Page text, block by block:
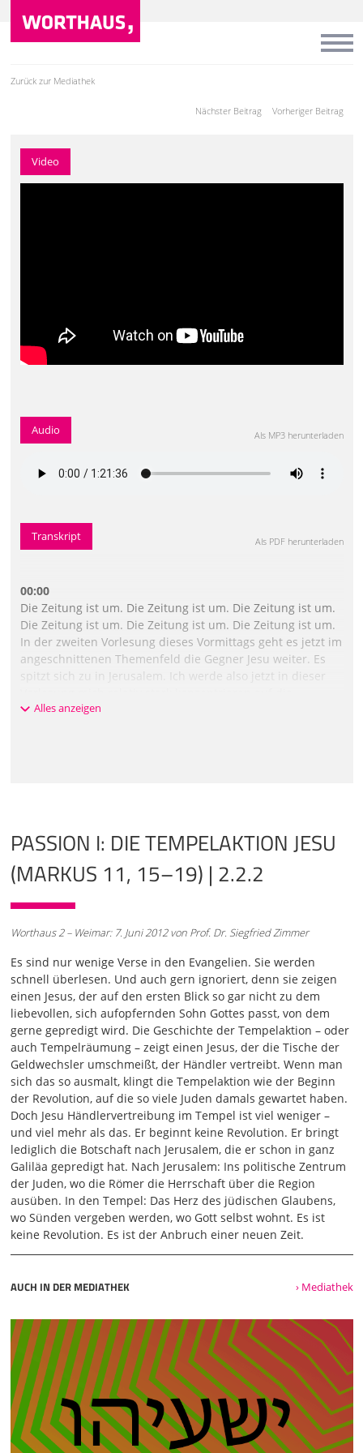
Zurück zur Mediathek
Vorheriger Beitrag
Nächster Beitrag
Video
Audio Als MP3 herunterladen
Transkript Als PDF herunterladen
00:00
Die Zeitung ist um. Die Zeitung ist um. Die Zeitung ist um.
Die Zeitung ist um. Die Zeitung ist um. Die Zeitung ist um.
In der zweiten Vorlesung dieses Vormittags geht es jetzt im
angeschnittenen Themenfeld die Gegner Jesu weiter. Es
spitzt sich zu in Jerusalem. Ich werde also jetzt in dieser
Tempelaktion Jesu. So nennt man sie heute oft. Und ich
nämlich dass wir isoliert in die Schlusskapitel der
Glaubensbekenntnis. Da wird dieser Fehler nämlich auch
Heiligen Geist, geboren von der Jungfrau Maria und der
nächste Satz, gelitten unter Pontius Pilatus. Man fragt sich,
ist der gleich nach seiner Geburt gestorben? Also hat der
nicht auch gelebt? Und ist sein Leben keine Erwähnung
wert? Also im apostolischen Glaubensbekenntnis, dem
berühmtesten und wichtigsten Glaubensbekenntnis, das
ich auch hoch schätze, aber es stecken ein paar dicke
Fehler drin. Trotzdem ist es ein sehr wichtiges und gutes
Glaubensbekenntnis. Es stecken auch viele gute Sachen
drin. Das apostolische Glaubensbekenntnis springt von der
Geburt in den Tod. Das heißt, das öffentliche Wirken Jesu
wird überhaupt nicht erwähnt. Man kann sich fragen,
warum machen das die Verfasser
02:04
des apostolischen Glaubensbekenntnisses so? Das ist kein
Zufall. Man kann mit guten Gründen vermuten, also ich
weiß es nicht hundertprozentig, aber es spricht sehr viel
dafür und eigentlich nichts dagegen, dass dahinter
folgende Überzeugung steckt. Eigentlich entscheidend,
erlösend, rettend, heilsentscheidend ist eigentlich nur der
ja, das ist schon auch wichtig, Gleichnisse, Bergpredigt,
Sehr wahrscheinlich steckt diese Überzeugung dahinter,
dass man so formuliert, dass man von der Geburt in den
Tod springt. Das möchte ich jetzt hier auf jeden Fall
vermeiden. Und deswegen muss ich jetzt doch aus
sachlichen Gründen
03:01
zurückblenden in das öffentliche Wirken Jesu, dem wir uns
Alles anzeigen
PASSION I: DIE TEMPELAKTION JESU
(MARKUS 11, 15–19) | 2.2.2
Worthaus 2 – Weimar: 7. Juni 2012 von Prof. Dr. Siegfried Zimmer
Es sind nur wenige Verse in den Evangelien. Sie werden
schnell überlesen. Und auch gern ignoriert, denn sie zeigen
einen Jesus, der auf den ersten Blick so gar nicht zu dem
liebevollen, sich aufopfernden Sohn Gottes passt, von dem
gerne gepredigt wird. Die Geschichte der Tempelaktion – oder
auch Tempelräumung – zeigt einen Jesus, der die Tische der
Geldwechsler umschmeißt, der Händler vertreibt. Wenn man
sich das so ausmalt, klingt die Tempelaktion wie der Beginn
der Revolution, auf die so viele Juden damals gewartet haben.
Doch Jesu Händlervertreibung im Tempel ist viel weniger –
und viel mehr als das. Er beginnt keine Revolution. Er bringt
lediglich die Botschaft nach Jerusalem, die er schon in ganz
Galiläa gepredigt hat. Nach Jerusalem: Ins politische Zentrum
der Juden, wo die Römer die Herrschaft über die Region
ausüben. In den Tempel: Das Herz des jüdischen Glaubens,
wo Sünden vergeben werden, wo Gott selbst wohnt. Es ist
keine Revolution. Es ist der Anbruch einer neuen Zeit.
AUCH IN DER MEDIATHEK › Mediathek